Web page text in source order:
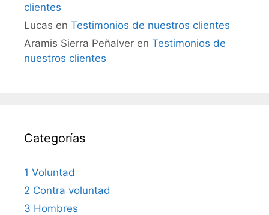
clientes
Lucas en Testimonios de nuestros clientes
Aramis Sierra Peñalver en Testimonios de
nuestros clientes
Categorías
1 Voluntad
2 Contra voluntad
3 Hombres